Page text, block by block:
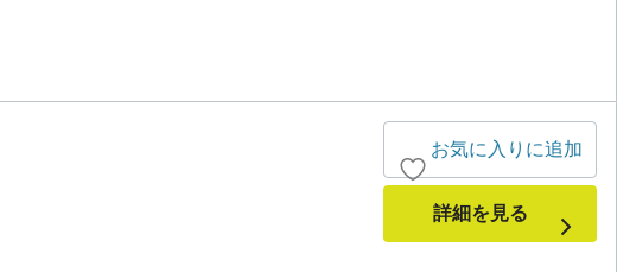
お気に入りに追加
詳細を見る